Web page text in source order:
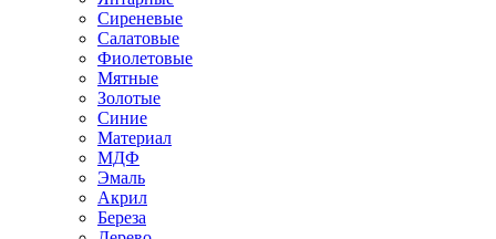
Сиреневые
Салатовые
Фиолетовые
Мятные
Золотые
Синие
Материал
МДФ
Эмаль
Акрил
Береза